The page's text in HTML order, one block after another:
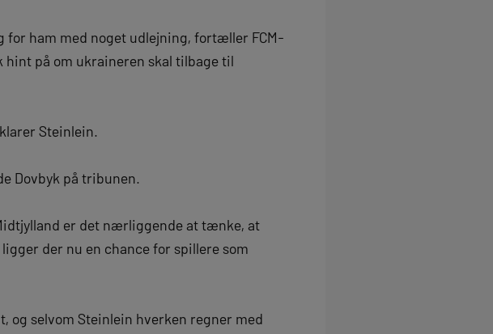
for ham med noget udlejning, fortæller FCM-
hint på om ukraineren skal tilbage til
Steinlein.
Dovbyk på tribunen.
er det nærliggende at tænke, at
der nu en chance for spillere som
og selvom Steinlein hverken regner med